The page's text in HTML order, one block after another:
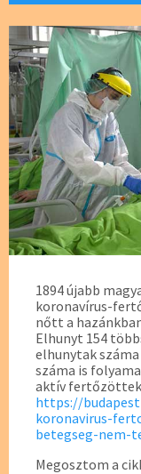
1894 újabb
koronavírus-
nőtt a
Elhunyt 154
elhunytak
száma is
aktív fertőzöttek
https://
koronavirus-
betegseg-nem-
Megosztom a